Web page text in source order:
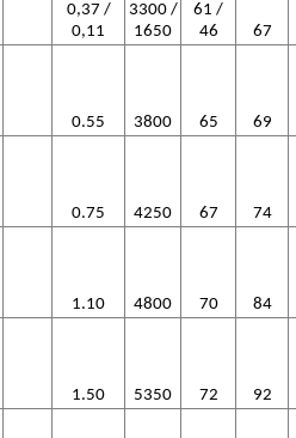
0,37 /
0,11
3300 /
1650
61 /
46
67
0.55 3800 65
69
0.75 4250 67
74
1.10 4800 70
84
1.50 5350 72
92